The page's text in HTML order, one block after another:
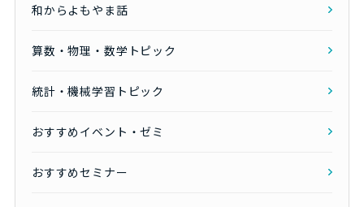
和からよもやま話
算数・物理・数学トピック
統計・機械学習トピック
おすすめイベント・ゼミ
おすすめセミナー